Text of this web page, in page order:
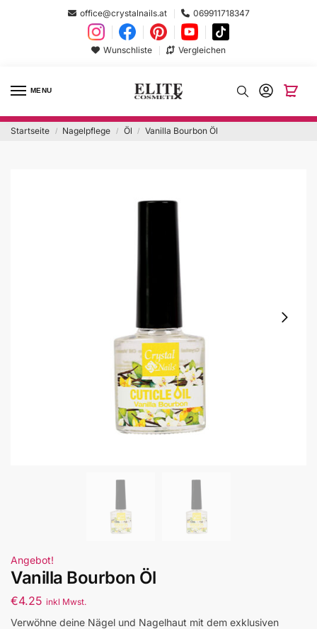
office@crystalnails.at 069911718347
Wunschliste Vergleichen
MENU
Startseite / Nagelpflege / Öl / Vanilla Bourbon Öl
Angebot!
Vanilla Bourbon Öl
€4.25 inkl Mwst.
Verwöhne deine Nägel und Nagelhaut mit dem exklusiven